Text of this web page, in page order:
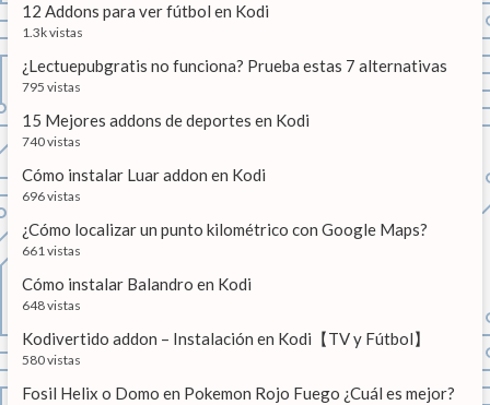
e
e
n
t
r
a
d
a
s
t
:
12 Addons para ver fútbol en Kodi
1.3k vistas
¿Lectuepubgratis no funciona? Prueba estas 7 alternativas
795 vistas
15 Mejores addons de deportes en Kodi
740 vistas
Cómo instalar Luar addon en Kodi
696 vistas
¿Cómo localizar un punto kilométrico con Google Maps?
661 vistas
Cómo instalar Balandro en Kodi
648 vistas
Kodivertido addon – Instalación en Kodi【TV y Fútbol】
580 vistas
Fosil Helix o Domo en Pokemon Rojo Fuego ¿Cuál es mejor?